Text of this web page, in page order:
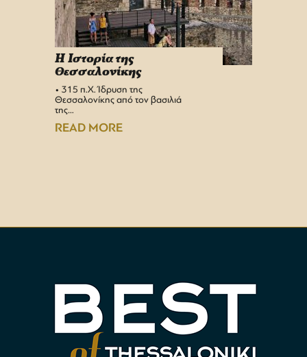
H Iστορία της
Θεσσαλονίκης
• 315 π.Χ. Ίδρυση της
Θεσσαλονίκης από τον βασιλιά
της…
READ MORE